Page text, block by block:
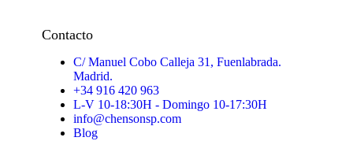
Contacto
C/ Manuel Cobo Calleja 31, Fuenlabrada.
Madrid.
+34 916 420 963
L-V 10-18:30H - Domingo 10-17:30H
info@chensonsp.com
Blog